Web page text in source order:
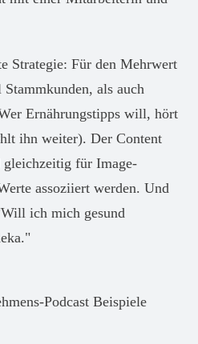
Strategie: Für den Mehrwert
als auch
Ernährungstipps will, hört
ihn weiter). Der Content
für Image-
assoziiert werden. Und
ich mich gesund